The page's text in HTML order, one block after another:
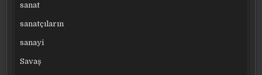
sanat
sanatçıların
sanayi
Savaş